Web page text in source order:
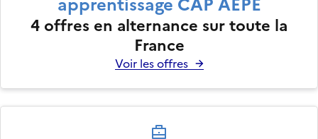
4 offres en alternance sur toute la
France
Voir les offres